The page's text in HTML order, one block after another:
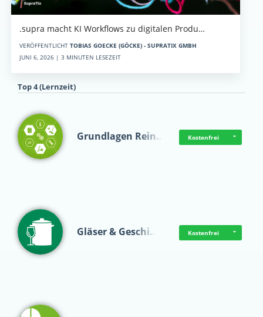
.supra macht KI Workflows zu digitalen Produ…
VERÖFFENTLICHT TOBIAS GOECKE (GÖCKE) - SUPRATIX GMBH
JUNI 6, 2026 | 3 MINUTEN LESEZEIT
Top 4 (Lernzeit)
Grundlagen Rein… Kostenfrei
Gläser & Geschi… Kostenfrei